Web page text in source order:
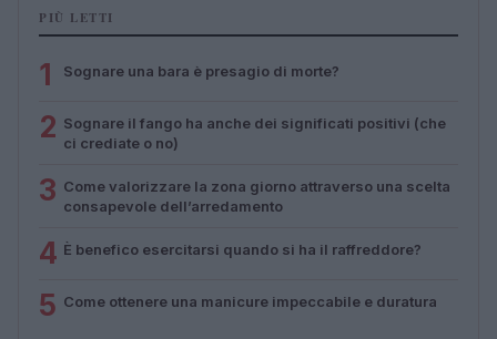
PIÙ LETTI
1 Sognare una bara è presagio di morte?
2 Sognare il fango ha anche dei significati positivi (che
ci crediate o no)
3 Come valorizzare la zona giorno attraverso una scelta
consapevole dell’arredamento
4 È benefico esercitarsi quando si ha il raffreddore?
5 Come ottenere una manicure impeccabile e duratura